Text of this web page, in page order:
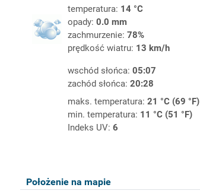
temperatura: 14 °C
opady: 0.0 mm
zachmurzenie: 78%
prędkość wiatru: 13 km/h
wschód słońca: 05:07
zachód słońca: 20:28
maks. temperatura: 21 °C (69 °F)
min. temperatura: 11 °C (51 °F)
Indeks UV: 6
Położenie na mapie